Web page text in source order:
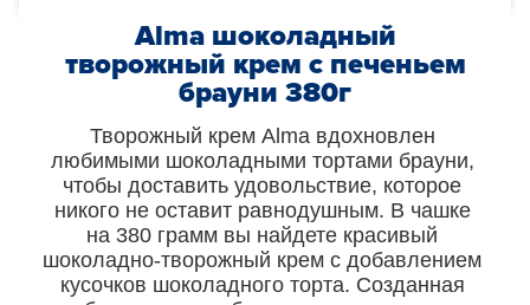
Alma шоколадный
творожный крем с печеньем
брауни 380г
Творожный крем Alma вдохновлен
любимыми шоколадными тортами брауни,
чтобы доставить удовольствие, которое
никого не оставит равнодушным. В чашке
на 380 грамм вы найдете красивый
шоколадно-творожный крем с добавлением
кусочков шоколадного торта. Созданная